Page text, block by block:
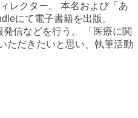
レクター。 本名および「あ
にて電子書籍を出版。
信などを行う。 「医療に関
ただきたいと思い、執筆活動